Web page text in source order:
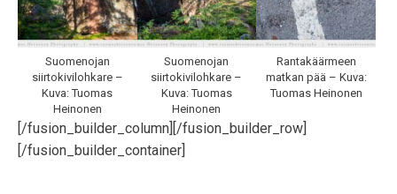
Suomenojan
siirtokivilohkare –
Kuva: Tuomas
Heinonen
Suomenojan
siirtokivilohkare –
Kuva: Tuomas
Heinonen
Rantakäärmeen
matkan pää – Kuva:
Tuomas Heinonen
[/fusion_builder_column][/fusion_builder_row]
[/fusion_builder_container]